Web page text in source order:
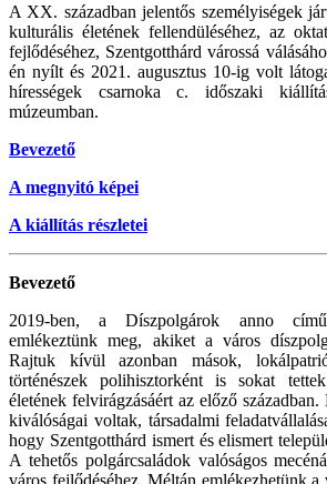
A XX. században jelentős személyiségek
kulturális életének fellendüléséhez, az
fejlődéséhez, Szentgotthárd várossá
én nyílt és 2021. augusztus 10-ig volt
hírességek csarnoka c. időszaki
múzeumban.
Bevezető
A megnyitó képei
A kiállítás részletei
Bevezető
2019-ben, a Díszpolgárok anno
emlékeztünk meg, akiket a város
Rajtuk kívül azonban mások,
történészek polihisztorként is sokat
életének felvirágzásáért az előző
kiválóságai voltak, társadalmi
hogy Szentgotthárd ismert és elismert
A tehetős polgárcsaládok valóságos
város fejlődéséhez. Méltán emlékezhetünk a